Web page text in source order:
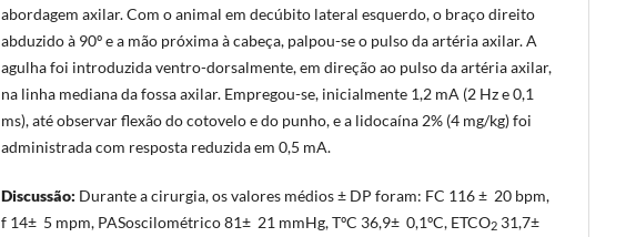
abordagem axilar. Com o animal em decúbito lateral esquerdo, o braço direito
abduzido à 90º e a mão próxima à cabeça, palpou-se o pulso da artéria axilar. A
agulha foi introduzida ventro-dorsalmente, em direção ao pulso da artéria axilar,
na linha mediana da fossa axilar. Empregou-se, inicialmente 1,2 mA (2 Hz e 0,1
ms), até observar flexão do cotovelo e do punho, e a lidocaína 2% (4 mg/kg) foi
administrada com resposta reduzida em 0,5 mA.
Discussão: Durante a cirurgia, os valores médios ± DP foram: FC 116 ± 20 bpm,
f 14± 5 mpm, PASoscilométrico 81± 21 mmHg, TºC 36,9± 0,1ºC, ETCO2 31,7±